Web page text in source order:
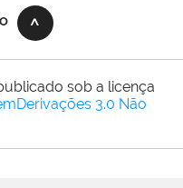
sob a licença
3.0 Não